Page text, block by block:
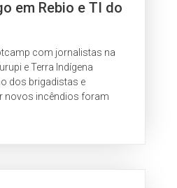
em Rebio e TI do
com jornalistas na
e Terra Indígena
dos brigadistas e
novos incêndios foram